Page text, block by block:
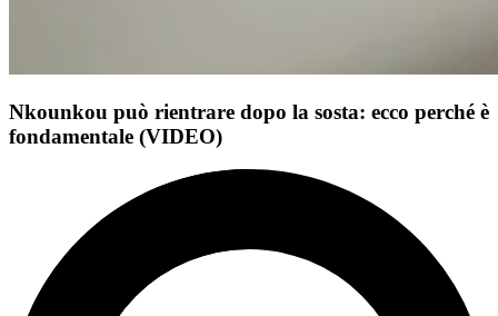
Nkounkou può rientrare dopo la sosta: ecco perché è
fondamentale (VIDEO)